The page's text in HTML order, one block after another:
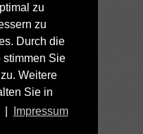
zu
zu
Durch die
stimmen Sie
Weitere
Sie in
Impressum